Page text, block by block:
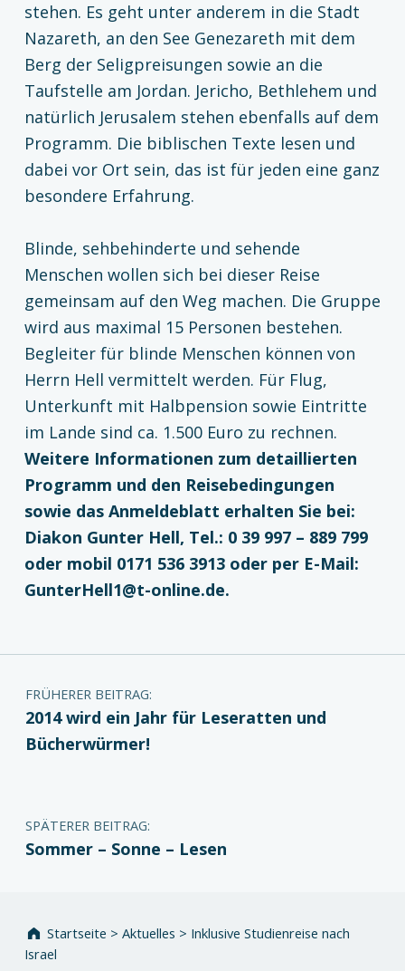
stehen. Es geht unter anderem in die Stadt
Nazareth, an den See Genezareth mit dem
Berg der Seligpreisungen sowie an die
Taufstelle am Jordan. Jericho, Bethlehem und
natürlich Jerusalem stehen ebenfalls auf dem
Programm. Die biblischen Texte lesen und
dabei vor Ort sein, das ist für jeden eine ganz
besondere Erfahrung.
Blinde, sehbehinderte und sehende
Menschen wollen sich bei dieser Reise
gemeinsam auf den Weg machen. Die Gruppe
wird aus maximal 15 Personen bestehen.
Begleiter für blinde Menschen können von
Herrn Hell vermittelt werden. Für Flug,
Unterkunft mit Halbpension sowie Eintritte
im Lande sind ca. 1.500 Euro zu rechnen.
Weitere Informationen zum detaillierten
Programm und den Reisebedingungen
sowie das Anmeldeblatt erhalten Sie bei:
Diakon Gunter Hell, Tel.: 0 39 997 – 889 799
oder mobil 0171 536 3913 oder per E-Mail:
GunterHell1@t-online.de.
Beitragsnavigation
FRÜHERER BEITRAG:
2014 wird ein Jahr für Leseratten und
Bücherwürmer!
SPÄTERER BEITRAG:
Sommer – Sonne – Lesen
Startseite > Aktuelles > Inklusive Studienreise nach
Israel